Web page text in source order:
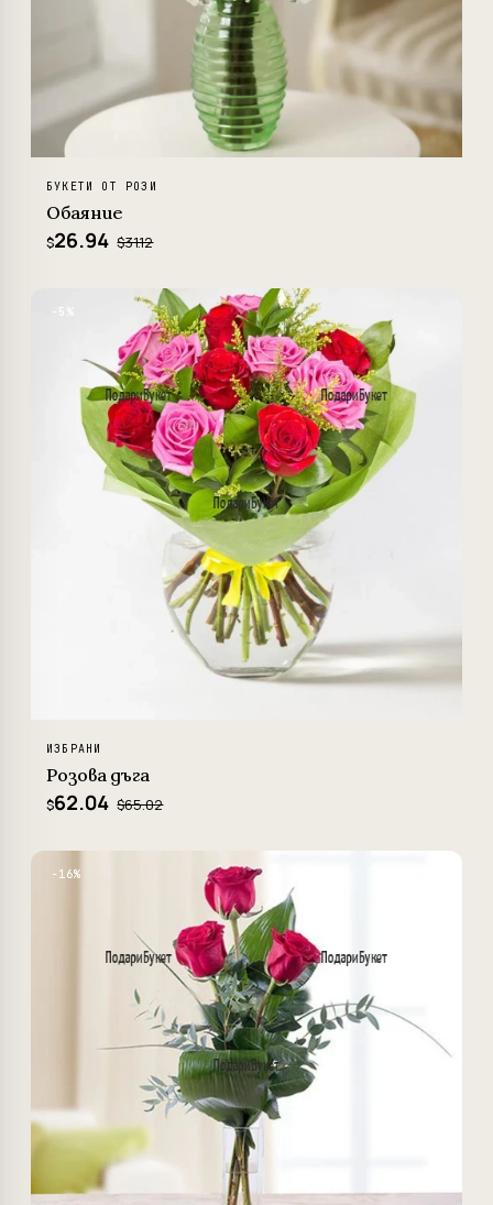
БУКЕТИ ОТ РОЗИ
Обаяние
$26.94 $31.12
ИЗБРАНИ
Розова дъга
$62.04 $65.02
−16%